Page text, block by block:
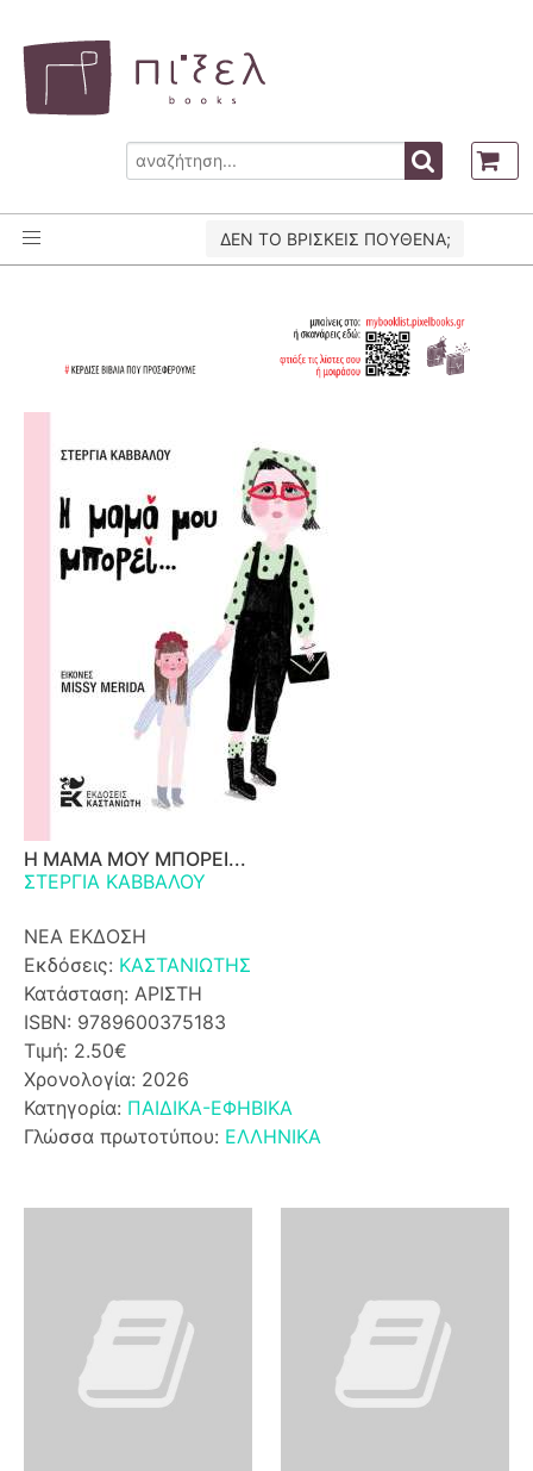
ΔΕΝ ΤΟ ΒΡΙΣΚΕΙΣ ΠΟΥΘΕΝΑ;
Η ΜΑΜΑ ΜΟΥ ΜΠΟΡΕΙ...
ΣΤΕΡΓΙΑ ΚΑΒΒΑΛΟΥ
ΝΕΑ ΕΚΔΟΣΗ
Εκδόσεις: ΚΑΣΤΑΝΙΩΤΗΣ
Κατάσταση: ΑΡΙΣΤΗ
ISBN: 9789600375183
Τιμή: 2.50€
Χρονολογία: 2026
Κατηγορία: ΠΑΙΔΙΚΑ-ΕΦΗΒΙΚΑ
Γλώσσα πρωτοτύπου: ΕΛΛΗΝΙΚΑ